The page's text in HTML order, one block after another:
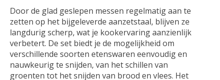
Door de glad geslepen messen regelmatig aan te
zetten op het bijgeleverde aanzetstaal, blijven ze
langdurig scherp, wat je kookervaring aanzienlijk
verbetert. De set biedt je de mogelijkheid om
verschillende soorten etenswaren eenvoudig en
nauwkeurig te snijden, van het schillen van
groenten tot het snijden van brood en vlees. Het